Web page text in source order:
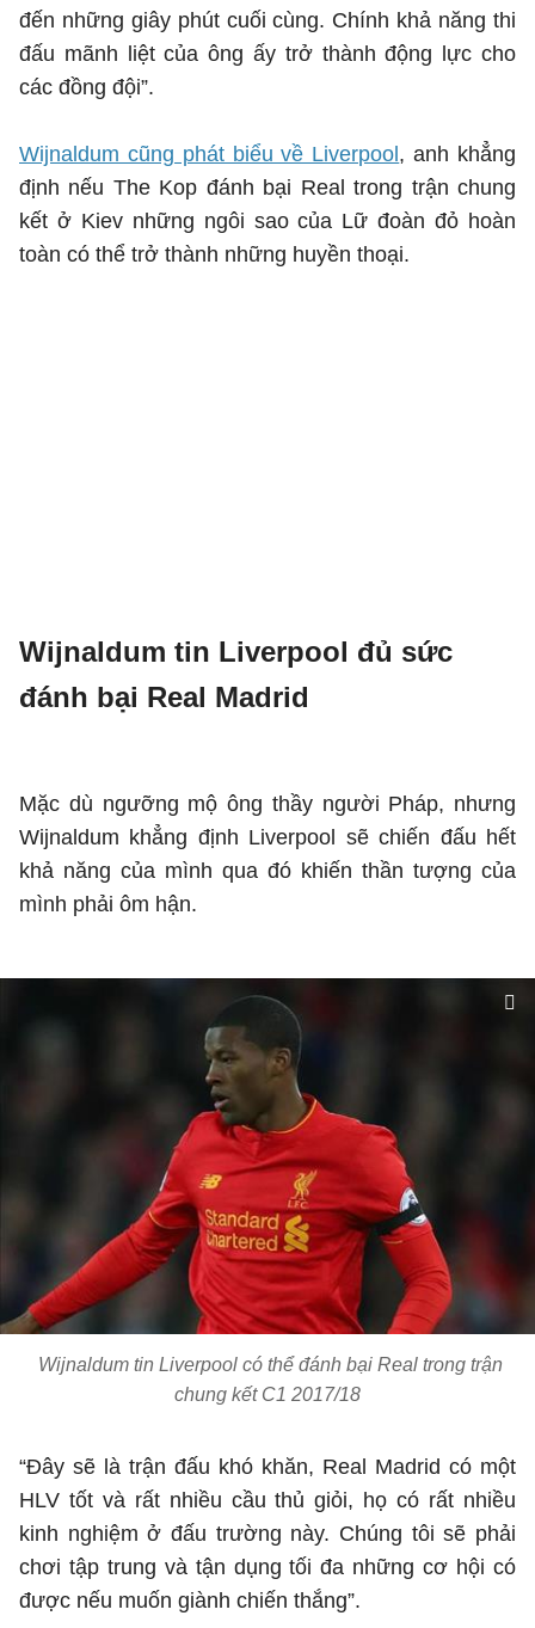
đến những giây phút cuối cùng. Chính khả năng thi
đấu mãnh liệt của ông ấy trở thành động lực cho
các đồng đội”.
Wijnaldum cũng phát biểu về Liverpool , anh khẳng
định nếu The Kop đánh bại Real trong trận chung
kết ở Kiev những ngôi sao của Lữ đoàn đỏ hoàn
toàn có thể trở thành những huyền thoại.
Wijnaldum tin Liverpool đủ sức
đánh bại Real Madrid
Mặc dù ngưỡng mộ ông thầy người Pháp, nhưng
Wijnaldum khẳng định Liverpool sẽ chiến đấu hết
khả năng của mình qua đó khiến thần tượng của
mình phải ôm hận.
Wijnaldum tin Liverpool có thể đánh bại Real trong trận
chung kết C1 2017/18
“Đây sẽ là trận đấu khó khăn, Real Madrid có một
HLV tốt và rất nhiều cầu thủ giỏi, họ có rất nhiều
kinh nghiệm ở đấu trường này. Chúng tôi sẽ phải
chơi tập trung và tận dụng tối đa những cơ hội có
được nếu muốn giành chiến thắng”.